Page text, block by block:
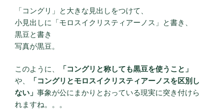
「コングリ」と大きな見出しをつけて、
小見出しに「モロスイクリスティアーノス」と書き、
黒豆と書き
写真が黒豆。
このように、
「コングリと称しても黒豆を使うこと」
や、
「コングリとモロスイクリスティアーノスを区別し
ない」 事象が公にまかりとおっている現実に突き付けら
れますね。。。